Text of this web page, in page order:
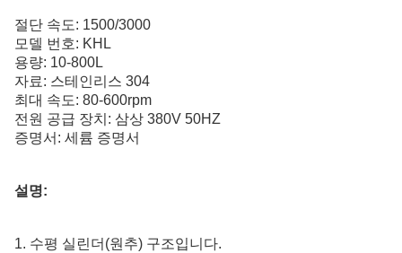
절단 속도: 1500/3000
모델 번호: KHL
용량: 10-800L
자료: 스테인리스 304
최대 속도: 80-600rpm
전원 공급 장치: 삼상 380V 50HZ
증명서: 세륨 증명서
설명:
1. 수평 실린더(원추) 구조입니다.